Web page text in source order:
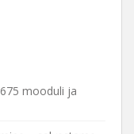
mooduli ja